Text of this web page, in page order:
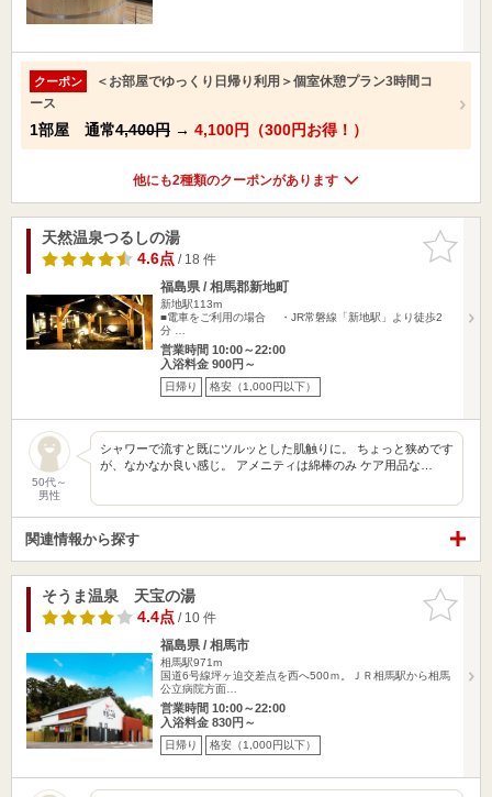
クーポン
＜お部屋でゆっくり日帰り利用＞個室休憩プラン3時間コ
ース
1部屋 通常4,400円 → 4,100円（300円お得！）
他にも2種類のクーポンがあります
お気に入
りに追加
天然温泉つるしの湯
4.6点/ 18 件
福島県 / 相馬郡新地町
新地駅113m
■電車をご利用の場合 ・JR常磐線「新地駅」より徒歩2
分 …
営業時間 10:00～22:00
入浴料金 900円～
日帰り 格安（1,000円以下）
50代～
男性
シャワーで流すと既にツルッとした肌触りに。 ちょっと狭めです
が、なかなか良い感じ。 アメニティは綿棒のみ ケア用品な…
関連情報から探す
お気に入
りに追加
そうま温泉 天宝の湯
4.4点/ 10 件
福島県 / 相馬市
相馬駅971m
国道6号線坪ヶ迫交差点を西へ500ｍ。ＪＲ相馬駅から相馬
公立病院方面…
営業時間 10:00～22:00
入浴料金 830円～
日帰り 格安（1,000円以下）